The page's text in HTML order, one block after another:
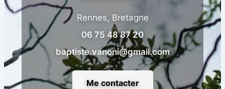
Rennes, Bretagne
06 75 48 87 20
baptiste.vanoni@gmail.com
Me contacter